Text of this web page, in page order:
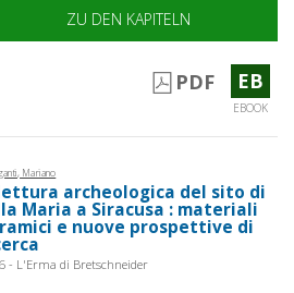
ZU DEN KAPITELN
PDF EB
EBOOK
Mariano
archeologica del sito di
Maria a Siracusa : materiali
e nuove prospettive di
- L'Erma di Bretschneider